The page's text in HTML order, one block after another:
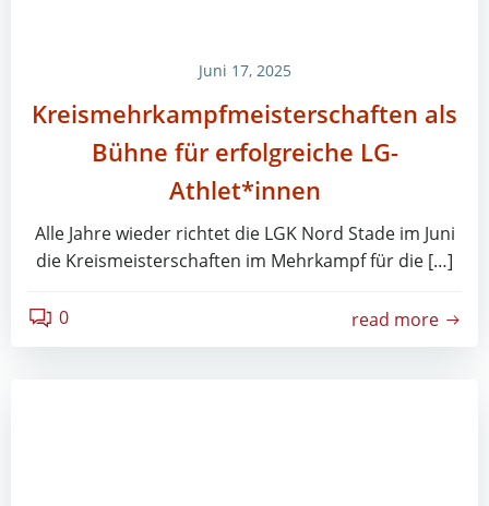
Juni 17, 2025
Kreismehrkampfmeisterschaften als
Bühne für erfolgreiche LG-
Athlet*innen
Alle Jahre wieder richtet die LGK Nord Stade im Juni
die Kreismeisterschaften im Mehrkampf für die […]
0 read more